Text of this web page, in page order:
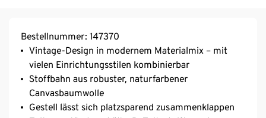
Bestellnummer: 147370
Vintage-Design in modernem Materialmix – mit
vielen Einrichtungsstilen kombinierbar
Stoffbahn aus robuster, naturfarbener
Canvasbaumwolle
Gestell lässt sich platzsparend zusammenklappen